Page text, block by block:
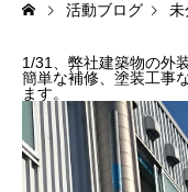
ブログ
CSR
地域貢献企業
健康経営
活動ブログ 未
1/31、弊社建築物の外
簡単な補修、塗装工事
ます。